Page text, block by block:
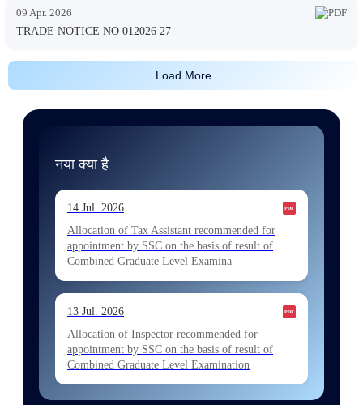
09 Apr. 2026
TRADE NOTICE NO 012026 27
Load More
नया क्या है
14 Jul. 2026
Allocation of Tax Assistant recommended for
appointment by SSC on the basis of result of
Combined Graduate Level Examina
13 Jul. 2026
Allocation of Inspector recommended for
appointment by SSC on the basis of result of
Combined Graduate Level Examination